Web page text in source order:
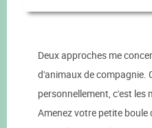
Deux approches me
d'animaux de compagnie.
personnellement, c'est les
Amenez votre petite